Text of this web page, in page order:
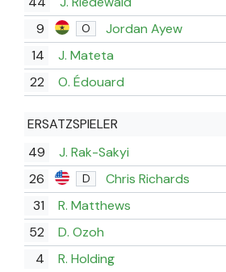
9 O Jordan Ayew
14 J. Mateta
22 O. Édouard
ERSATZSPIELER
49
J. Rak-Sakyi
26 D Chris Richards
31
R. Matthews
52
D. Ozoh
4
R. Holding